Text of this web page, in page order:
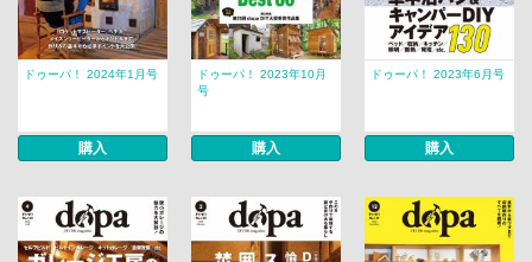
ドゥーパ！ 2024年1月号
購入
ドゥーパ！ 2023年10月
号
購入
ドゥーパ！ 2023年6月号
購入